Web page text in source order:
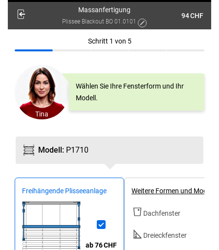
Massanfertigung
Plissee Blackout BO 01.0101
94CHF
Schritt 1 von 5
Tina
Wählen Sie Ihre Fensterform und Ihr
Modell.
Modell: P1710
Frei­hängende Plissee­anlage
ab 76CHF
Weitere Formen und Modelle
Dachfenster
Dreieckfenster